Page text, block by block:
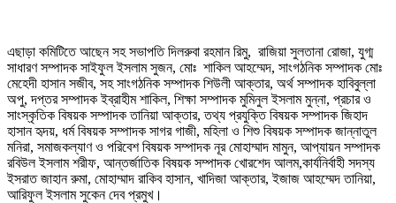
এছাড়া কমিটিতে আছেন সহ সভাপতি দিলরুবা রহমান রিমু, রাজিয়া সুলতানা রোজা, যুগ্ম
সাধারণ সম্পাদক সাইফুল ইসলাম সুজন, মোঃ শাকিল আহম্মেদ, সাংগঠনিক সম্পাদক মোঃ
মেহেদী হাসান সজীব, সহ সাংগঠনিক সম্পাদক শিউলী আক্তার, অর্থ সম্পাদক হাবিবুল্লা
অপু, দপ্তর সম্পাদক ইব্রাহীম শাকিল, শিক্ষা সম্পাদক মুমিনুল ইসলাম মুন্না, প্রচার ও
সাংস্কৃতিক বিষয়ক সম্পাদক তানিয়া আক্তার, তথ্য প্রযুক্তি বিষয়ক সম্পাদক জিহাদ
হাসান হৃদয়, ধর্ম বিষয়ক সম্পাদক সাগর গাজী, মহিলা ও শিশু বিষয়ক সম্পাদক জান্নাতুল
মনিরা, সমাজকল্যাণ ও পরিবেশ বিষয়ক সম্পাদক নূর মোহাম্মাদ মামুন, আপ্যায়ন সম্পাদক
রবিউল ইসলাম শরীফ, আন্তর্জাতিক বিষয়ক সম্পাদক খোরশেদ আলম,কার্যনির্বাহী সদস্য
ইসরাত জাহান রুমা, মোহাম্মাদ রাকিব হাসান, খাদিজা আক্তার, ইজাজ আহম্মেদ তানিয়া,
আরিফুল ইসলাম সুকেন দেব প্রমুখ।